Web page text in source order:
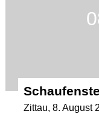
Zittau, 8. August